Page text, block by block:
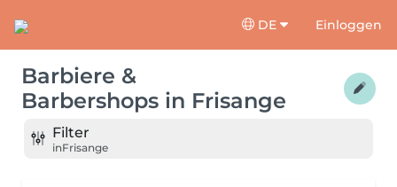
DE Einloggen
Barbiere &
Barbershops in Frisange
Filter
inFrisange